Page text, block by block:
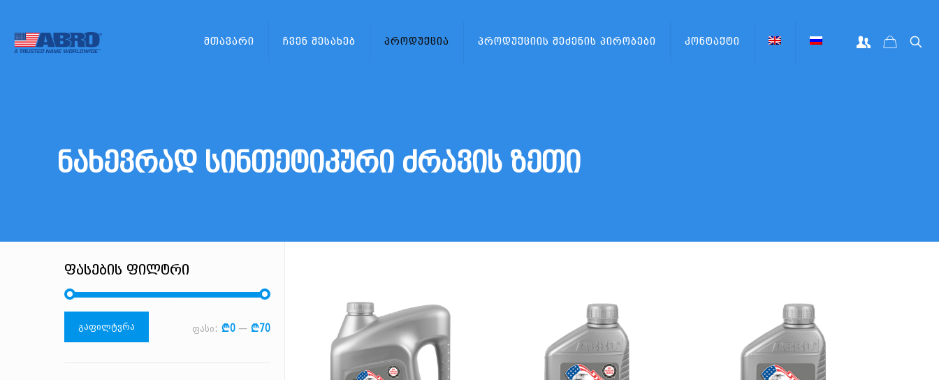
მთავარი ჩვენ შესახებ პროდუქცია პროდუქციის შეძენის პირობები კონტაქტი
ნახევრად სინთეტიკური ძრავის ზეთი
ფასების ფილტრი
მინიმალური
ფასი
მაქსიმალური
ფასი
გაფილტვრა ფასი: ₾0 — ₾70